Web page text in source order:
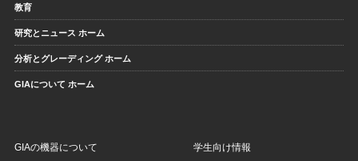
教育
研究とニュース ホーム
分析とグレーディング ホーム
GIAについて ホーム
GIAの機器について 学生向け情報